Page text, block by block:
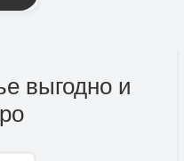
выгодно и